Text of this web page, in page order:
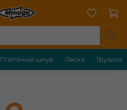
Плетёный шнур Леска Грузила